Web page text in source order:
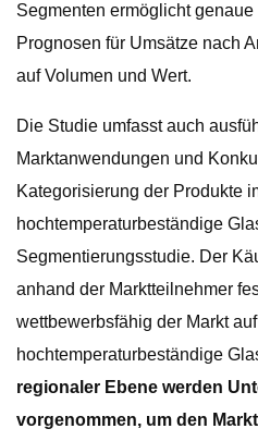
Segmenten ermöglicht
Prognosen für Umsätze nach
auf Volumen und Wert.
Die Studie umfasst auch
Marktanwendungen und
Kategorisierung der Produkte
hochtemperaturbeständige
Segmentierungsstudie. Der
anhand der Marktteilnehmer
wettbewerbsfähig der Markt
hochtemperaturbeständige
regionaler Ebene werden
vorgenommen, um den